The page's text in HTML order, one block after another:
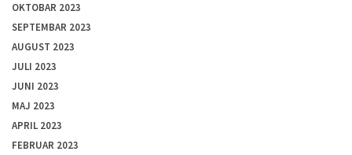
OKTOBAR 2023
SEPTEMBAR 2023
AUGUST 2023
JULI 2023
JUNI 2023
MAJ 2023
APRIL 2023
FEBRUAR 2023